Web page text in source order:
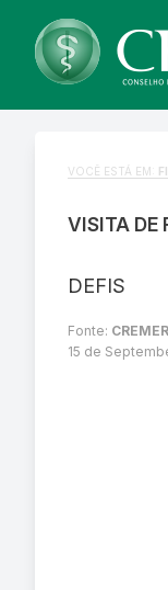
VOCÊ ESTÁ EM:
VISITA DE
DEFIS
Fonte:
15 de